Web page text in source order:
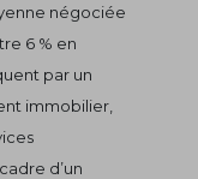
négociée
6 % en
par un
immobilier,
d’un